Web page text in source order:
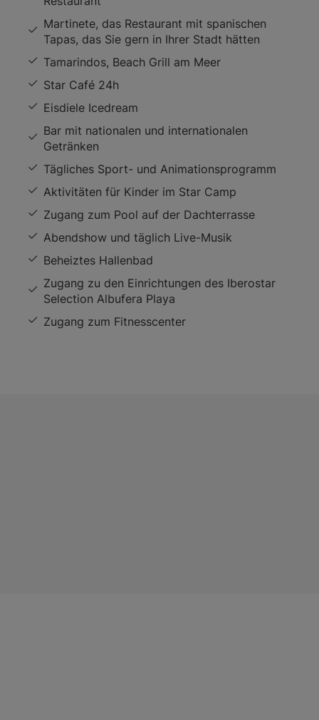
Martinete, das Restaurant mit spanischen
Tapas, das Sie gern in Ihrer Stadt hätten
Tamarindos, Beach Grill am Meer
Star Café 24h
Eisdiele Icedream
Bar mit nationalen und internationalen
Getränken
Tägliches Sport- und Animationsprogramm
Aktivitäten für Kinder im Star Camp
Zugang zum Pool auf der Dachterrasse
Abendshow und täglich Live-Musik
Beheiztes Hallenbad
Zugang zu den Einrichtungen des Iberostar
Selection Albufera Playa
Zugang zum Fitnesscenter